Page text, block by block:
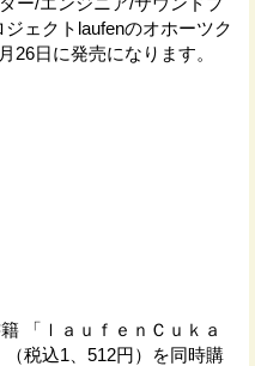
ェクトlaufenのオホーツク
26日に発売になります。
「ｌａｕｆｅｎＣｕｋａ
税込1、512円）を同時購